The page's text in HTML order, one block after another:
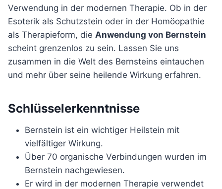
Verwendung in der modernen Therapie. Ob in der
Esoterik als Schutzstein oder in der Homöopathie
als Therapieform, die Anwendung von Bernstein
scheint grenzenlos zu sein. Lassen Sie uns
zusammen in die Welt des Bernsteins eintauchen
und mehr über seine heilende Wirkung erfahren.
Schlüsselerkenntnisse
Bernstein ist ein wichtiger Heilstein mit
vielfältiger Wirkung.
Über 70 organische Verbindungen wurden im
Bernstein nachgewiesen.
Er wird in der modernen Therapie verwendet